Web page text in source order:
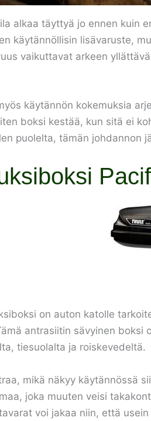
alkaa täyttyä jo ennen kuin
käytännöllisin lisävaruste,
vaikuttavat arkeen
käytännön kokemuksia
boksi kestää, kun sitä ei
puolelta, tämän johdannon
on auton katolle
antrasiitin sävyinen
tiesuolalta ja roiskevedeltä.
mikä näkyy käytännössä
joka muuten veisi
voi jakaa niin, että